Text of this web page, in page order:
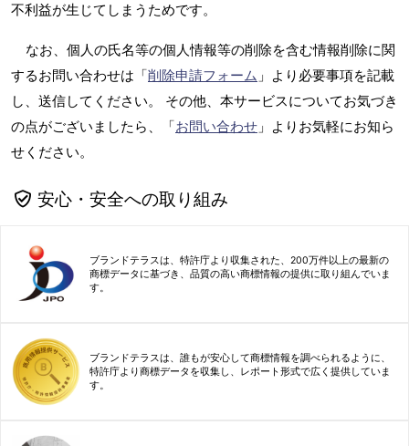
不利益が生じてしまうためです。
なお、個人の氏名等の個人情報等の削除を含む情報削除に関
するお問い合わせは「削除申請フォーム 」より必要事項を記載
し、送信してください。 その他、本サービスについてお気づき
の点がございましたら、「お問い合わせ 」よりお気軽にお知ら
せください。
安心・安全への取り組み
ブランドテラスは、特許庁より収集された、200万件以上の最新の
商標データに基づき、品質の高い商標情報の提供に取り組んでいま
す。
ブランドテラスは、誰もが安心して商標情報を調べられるように、
特許庁より商標データを収集し、レポート形式で広く提供していま
す。